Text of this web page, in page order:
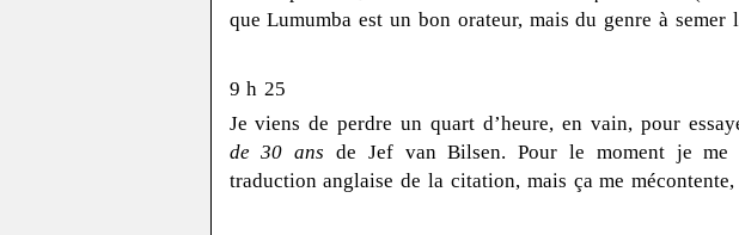
que Lumumba est un bon orateur, mais du genre à semer
9 h 25
Je viens de perdre un quart d’heure, en vain, pour
de 30 ans de Jef van Bilsen. Pour le moment je me
traduction anglaise de la citation, mais ça me mécontente,